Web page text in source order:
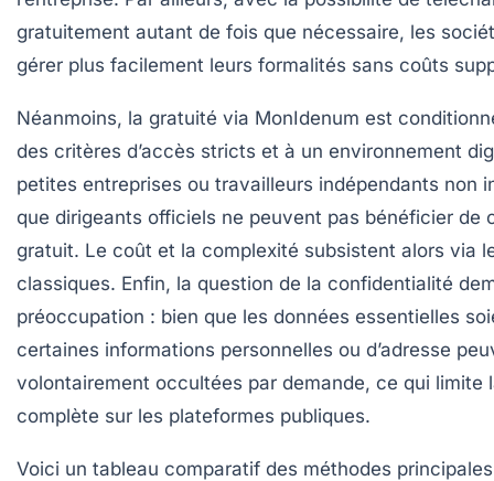
gratuitement autant de fois que nécessaire, les
gérer plus facilement leurs formalités sans coûts
Néanmoins, la gratuité via MonIdenum est
des critères d’accès stricts et à un environnement
petites entreprises ou travailleurs indépendants non
que dirigeants officiels ne peuvent pas bénéficier de
gratuit. Le coût et la complexité subsistent alors via
classiques. Enfin, la question de la confidentialité
préoccupation : bien que les données essentielles
certaines informations personnelles ou d’adresse
volontairement occultées par demande, ce qui limite
complète sur les plateformes publiques.
Voici un tableau comparatif des méthodes